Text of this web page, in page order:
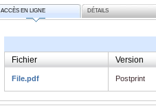
ACCÈS EN LIGNE DÉTAILS
Fichier Version
File.pdf Postprint